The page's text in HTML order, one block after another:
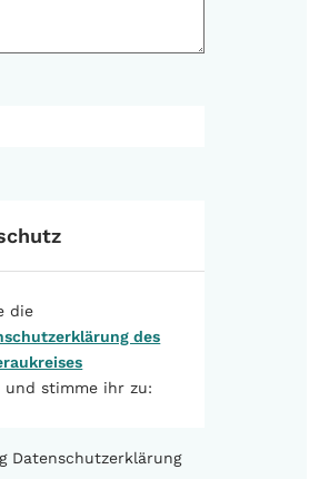
die
des
und stimme ihr zu:
Datenschutzerklärung